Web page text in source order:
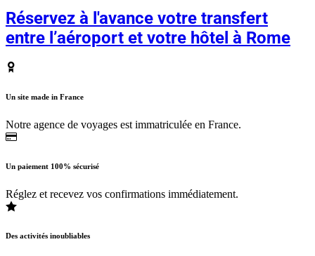
Réservez à l'avance votre transfert
entre l’aéroport et votre hôtel à Rome
Un site made in France
Notre agence de voyages est immatriculée en France.
Un paiement 100% sécurisé
Réglez et recevez vos confirmations immédiatement.
Des activités inoubliables